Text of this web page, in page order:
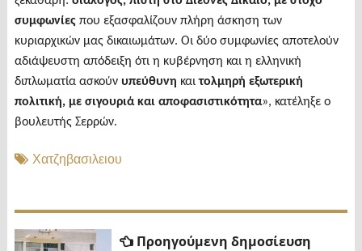
συμφωνίεςπου εξασφαλίζουν πλήρη άσκηση των
κυριαρχικών μας δικαιωμάτων. Οι δύο συμφωνίες αποτελούν
αδιάψευστη απόδειξη ότι η κυβέρνηση και η ελληνική
διπλωματία ασκούν υπεύθυνη καιτολμηρή εξωτερική
πολιτική, με σιγουριά και αποφασιστικότητα», κατέληξε ο
βουλευτής Σερρών.
Χατζηβασιλειου
Πλοήγηση
Προηγούμενη δημοσίευση